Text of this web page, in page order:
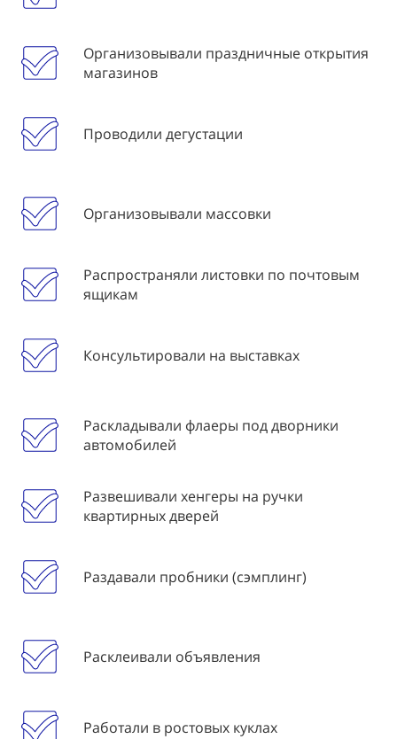
Организовывали праздничные открытия
магазинов
Проводили дегустации
Организовывали массовки
Распространяли листовки по почтовым
ящикам
Консультировали на выставках
Раскладывали флаеры под дворники
автомобилей
Развешивали хенгеры на ручки
квартирных дверей
Раздавали пробники (сэмплинг)
Расклеивали объявления
Работали в ростовых куклах